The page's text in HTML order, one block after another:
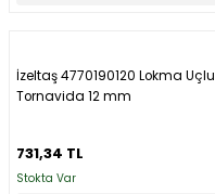
İzeltaş 4770190120 Lokma Uçlu
Tornavida 12 mm
731,34 TL
Stokta Var